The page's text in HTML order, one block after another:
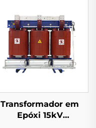
Transformador em
Epóxi 15kV